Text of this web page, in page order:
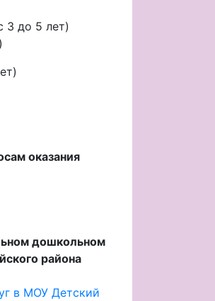
3 до 5 лет)
оказания
дошкольном
района
в МОУ Детский